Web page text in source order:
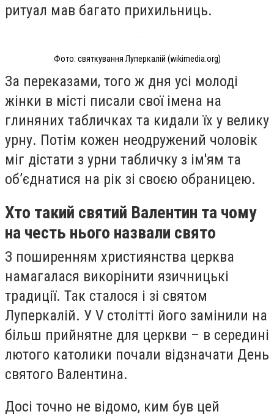
ритуал мав багато прихильниць.
Фото: святкування Луперкалій (wikimedia.org)
За переказами, того ж дня усі молоді
жінки в місті писали свої імена на
глиняних табличках та кидали їх у велику
урну. Потім кожен неодружений чоловік
міг дістати з урни табличку з ім'ям та
об’єднатися на рік зі своєю обраницею.
Хто такий святий Валентин та чому
на честь нього назвали свято
З поширенням християнства церква
намагалася викорінити язичницькі
традиції. Так сталося і зі святом
Луперкалій. У V столітті його замінили на
більш прийнятне для церкви – в середині
лютого католики почали відзначати День
святого Валентина.
Досі точно не відомо, ким був цей